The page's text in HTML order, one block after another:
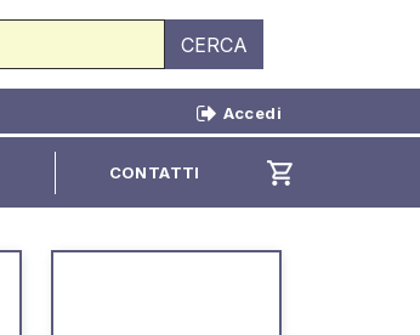
CERCA
Accedi
CONTATTI shopping_cart